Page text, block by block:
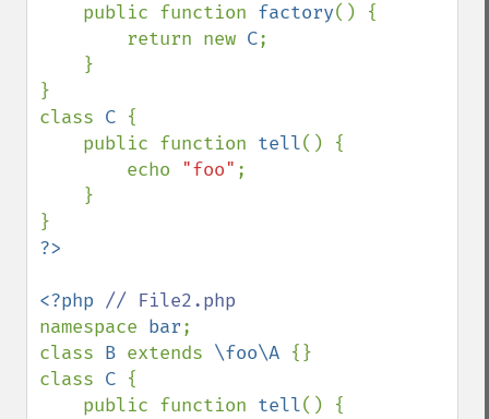
    public function
factory() {
        return new
C;
}
class C {
    public function
tell() {
        echo
"foo" ;
<?php
namespace bar;
class B extends \foo\A {}
class C {
    public function
tell() {